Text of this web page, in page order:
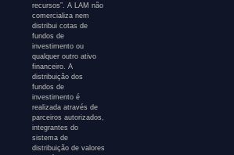
recursos”. A LAM não
comercializa nem
distribui cotas de
fundos de
investimento ou
qualquer outro ativo
financeiro. A
distribuição dos
fundos de
investimento é
realizada através de
parceiros autorizados,
integrantes do
sistema de
distribuição de valores